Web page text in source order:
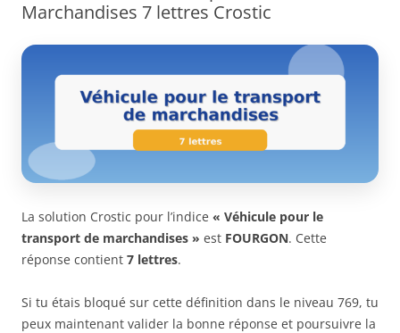
Marchandises 7 lettres Crostic
La solution Crostic pour l’indice « Véhicule pour le
transport de marchandises » est FOURGON. Cette
réponse contient 7 lettres.
Si tu étais bloqué sur cette définition dans le niveau 769, tu
peux maintenant valider la bonne réponse et poursuivre la